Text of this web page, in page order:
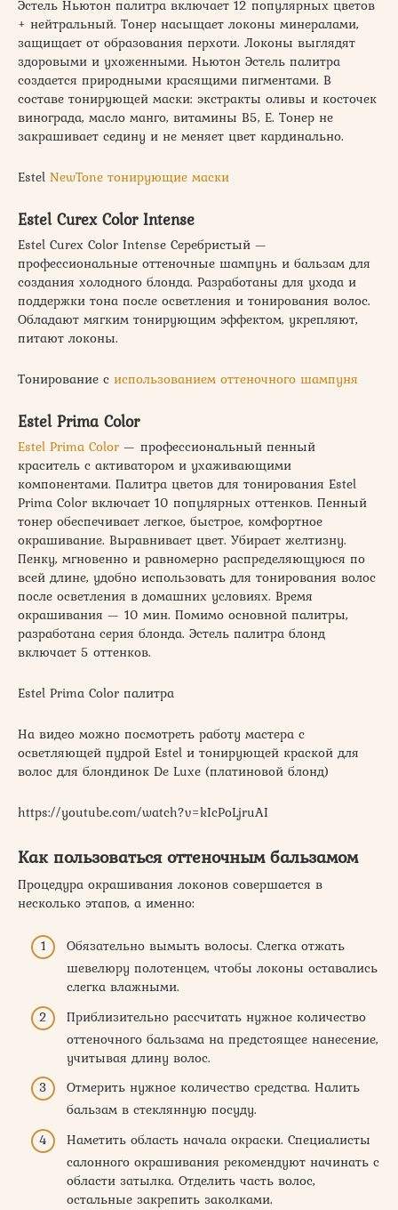
Эстель Ньютон палитра включает 12 популярных цветов
+ нейтральный. Тонер насыщает локоны минералами,
защищает от образования перхоти. Локоны выглядят
здоровыми и ухоженными. Ньютон Эстель палитра
создается природными красящими пигментами. В
составе тонирующей маски: экстракты оливы и косточек
винограда, масло манго, витамины В5, Е. Тонер не
закрашивает седину и не меняет цвет кардинально.
Еstel NewTone тонирующие маски
Estel Curex Color Intense
Estel Curex Color Intense Cеребристый —
профессиональные оттеночные шампунь и бальзам для
создания холодного блонда. Разработаны для ухода и
поддержки тона после осветления и тонирования волос.
Обладают мягким тонирующим эффектом, укрепляют,
питают локоны.
Тонирование с использованием оттеночного шампуня
Estel Prima Color
Estel Prima Color — профессиональный пенный
краситель с активатором и ухаживающими
компонентами. Палитра цветов для тонирования Estel
Prima Color включает 10 популярных оттенков. Пенный
тонер обеспечивает легкое, быстрое, комфортное
окрашивание. Выравнивает цвет. Убирает желтизну.
Пенку, мгновенно и равномерно распределяющуюся по
всей длине, удобно использовать для тонирования волос
после осветления в домашних условиях. Время
окрашивания — 10 мин. Помимо основной палитры,
разработана серия блонда. Эстель палитра блонд
включает 5 оттенков.
Estel Prima Color палитра
На видео можно посмотреть работу мастера с
осветляющей пудрой Estel и тонирующей краской для
волос для блондинок De Luxe (платиновой блонд)
https://youtube.com/watch?v=kIcPoLjruAI
Как пользоваться оттеночным бальзамом
Процедура окрашивания локонов совершается в
несколько этапов, а именно:
Обязательно вымыть волосы. Слегка отжать
шевелюру полотенцем, чтобы локоны оставались
слегка влажными.
Приблизительно рассчитать нужное количество
оттеночного бальзама на предстоящее нанесение,
учитывая длину волос.
Отмерить нужное количество средства. Налить
бальзам в стеклянную посуду.
Наметить область начала окраски. Специалисты
салонного окрашивания рекомендуют начинать с
области затылка. Отделить часть волос,
остальные закрепить заколками.